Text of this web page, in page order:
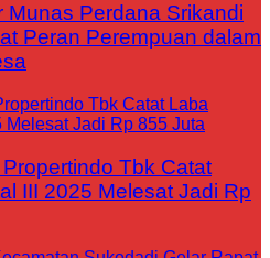
Munas Perdana Srikandi
Peran Perempuan dalam
Tbk Catat
III 2025 Melesat Jadi Rp